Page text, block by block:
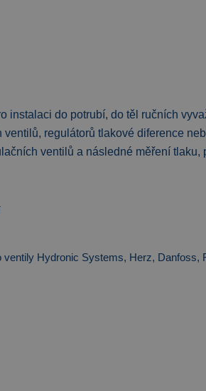
instalaci do potrubí, do těl ručních
regulátorů tlakové diference
ventilů a následné měření tlaku,
Hydronic Systems, Herz, Danfoss,